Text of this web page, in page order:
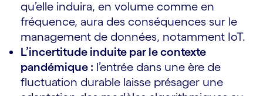
qu’elle induira, en volume comme en
fréquence, aura des conséquences sur le
management de données, notamment IoT.
L’incertitude induite par le contexte
pandémique : l’entrée dans une ère de
fluctuation durable laisse présager une